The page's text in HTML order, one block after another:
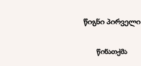
წიგნი პირველი
წინათქმა